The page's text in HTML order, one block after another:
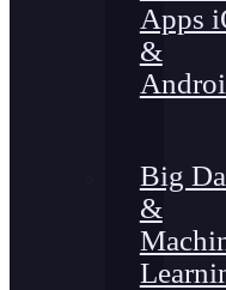
Apps
&
Big
&